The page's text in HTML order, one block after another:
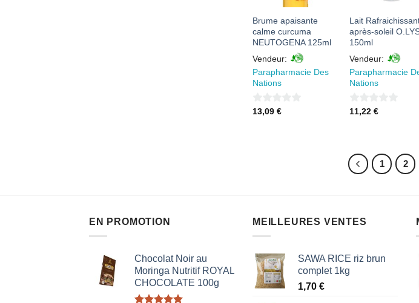
Brume apaisante
calme curcuma
NEUTOGENA 125ml
Vendeur:
Parapharmacie Des
Nations
0
13,09 €
Lait
après-soleil
150ml
Vendeur:
Parapharmacie
Nations
0
11,22 €
1 2
EN PROMOTION
Chocolat Noir au
Moringa Nutritif ROYAL
CHOCOLATE 100g
MEILLEURES VENTES
SAWA RICE riz brun
complet 1kg
1,70 €